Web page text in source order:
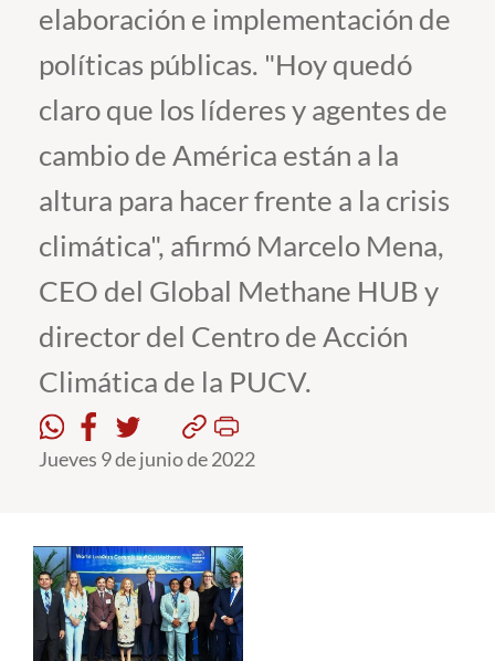
Funcionarios
Alumni
English
elaboración e implementación de
políticas públicas. "Hoy quedó
claro que los líderes y agentes de
cambio de América están a la
altura para hacer frente a la crisis
climática", afirmó Marcelo Mena,
CEO del Global Methane HUB y
director del Centro de Acción
Climática de la PUCV.
Jueves 9 de junio de 2022